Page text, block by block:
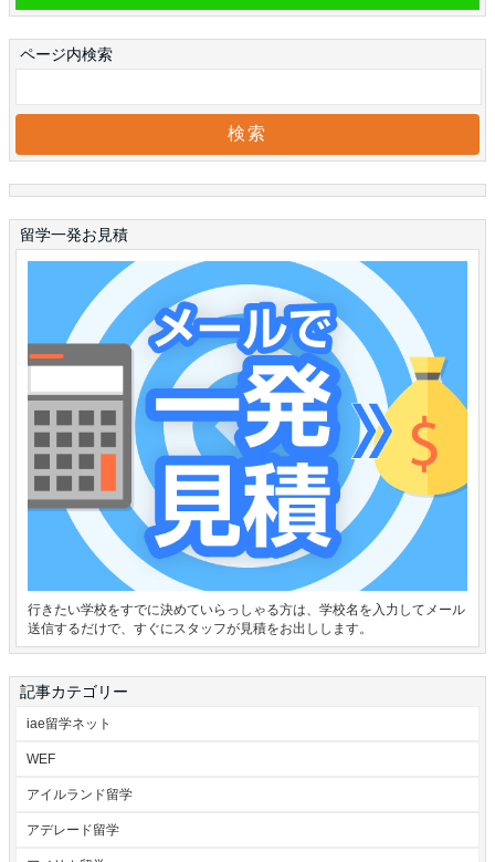
ページ内検索
留学一発お見積
行きたい学校をすでに決めていらっしゃる方は、学校名を入力してメール
送信するだけで、すぐにスタッフが見積をお出しします。
記事カテゴリー
iae留学ネット
WEF
アイルランド留学
アデレード留学